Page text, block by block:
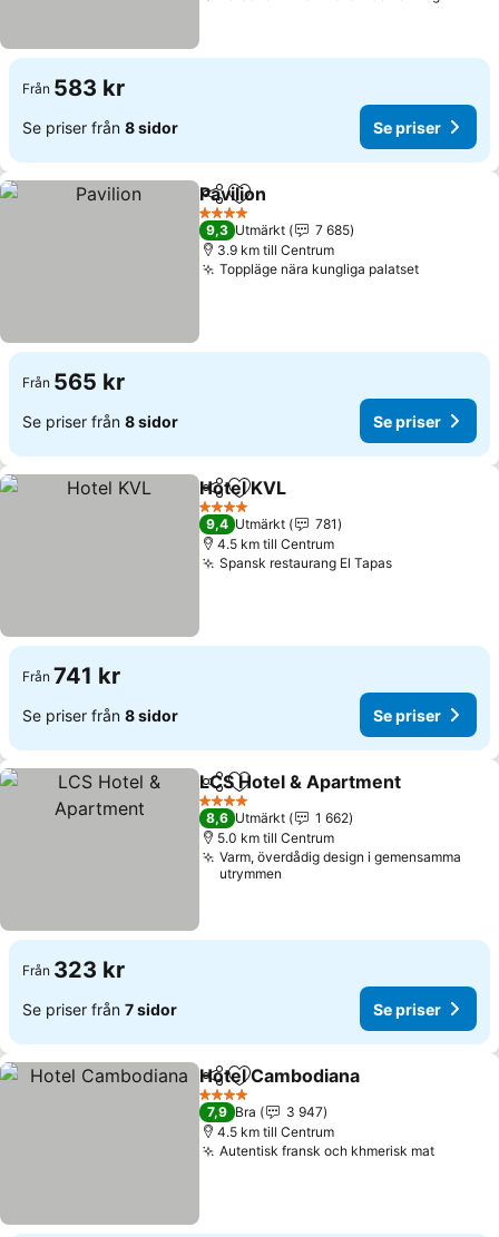
Från 583 kr
Se priser från 8 sidor Se priser
Dela Lägg till i Mina Favoriter
Pavilion
4 Stjärnor
9,3 Utmärkt
7 685
3.9 km till Centrum
Toppläge nära kungliga palatsetSe priser
Från 565 kr
Se priser från 8 sidor Se priser
Dela Lägg till i Mina Favoriter
Hotel KVL
4 Stjärnor
9,4 Utmärkt
781
4.5 km till Centrum
Spansk restaurang El TapasSe priser
Från 741 kr
Se priser från 8 sidor Se priser
Dela Lägg till i Mina Favoriter
LCS Hotel & Apartment
4 Stjärnor
8,6 Utmärkt
1 662
5.0 km till Centrum
Varm, överdådig design i gemensamma
utrymmen
Från 323 kr
Se priser från 7 sidor Se priser
Dela Lägg till i Mina Favoriter
Hotel Cambodiana
4 Stjärnor
7,9 Bra
3 947
4.5 km till Centrum
Autentisk fransk och khmerisk matSe